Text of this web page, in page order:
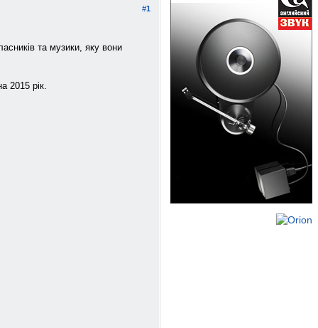
#1
та музики, яку вони
2015 рік.